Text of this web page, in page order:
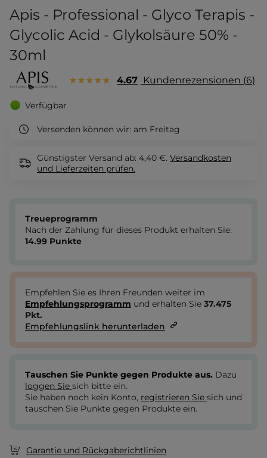
Apis - Professional - Glyco Terapis -
Glycolic Acid - Glykolsäure 50% -
30ml
4.67 Kundenrezensionen 6
Verfügbar
Versenden können wir: am Freitag
Günstigster Versand ab: 4,40 €. Versandkosten
und Lieferzeiten prüfen.
Treueprogramm
Nach der Zahlung für dieses Produkt erhalten Sie:
14.99 Punkte
Empfehlen Sie es Ihren Freunden weiter im
Empfehlungsprogramm und erhalten Sie 37.475
Pkt.
Empfehlungslink herunterladen
Tauschen Sie Punkte gegen Produkte aus. Dazu
loggen Sie sich bitte ein.
Sie haben noch kein Konto, registrieren Sie sich und
tauschen Sie Punkte gegen Produkte ein.
Garantie und Rückgaberichtlinien